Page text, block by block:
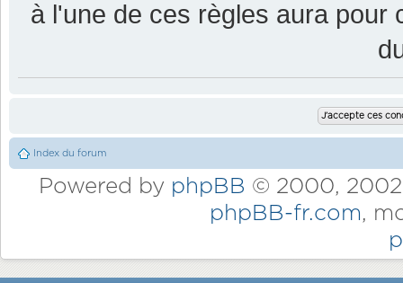
à l'une de ces règles aura pour
Index du forum
Powered by phpBB © 2000,
phpBB-fr.com,